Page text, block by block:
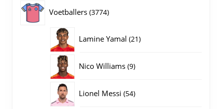
Voetballers 37743774
Lamine Yamal 2121
Nico Williams 99
Lionel Messi 5454